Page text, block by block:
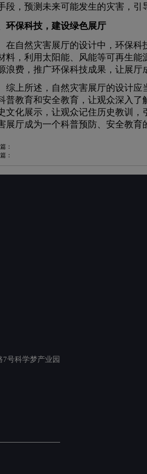
段，预测未来可能发生的灾害，引
环保科技，建设绿色展厅
自然灾害展厅的设计中，环保科
料，利用太阳能、风能等可再生
浪费，推广环保科技成果，让展厅
上所述，自然灾害展厅的设计应
普教育和安全教育，让观众深入
文化展示，让观众记住历史教训
展厅成为一个科普预防、安全教育
：
：
号科学梦产业园